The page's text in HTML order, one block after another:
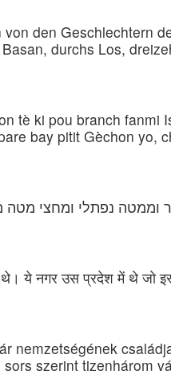
den Geschlechtern
durchs Los,
tè ki pou branch
bay pitit Gèchon yo,
נפתלי ומחצי מטה
थे। ये नगर उस प्रदेश में थे जो
nemzetségének
szerint tizenhárom